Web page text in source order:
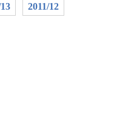
2011/12